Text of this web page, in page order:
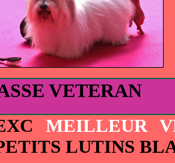
VETERAN
MEILLEUR
LUTINS